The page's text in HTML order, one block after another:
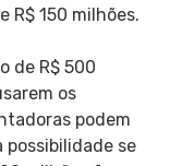
150 milhões.
de R$ 500
os
podem
possibilidade se